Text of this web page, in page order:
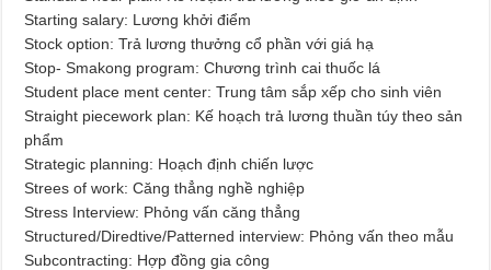
Starting salary: Lương khởi điểm
Stock option: Trả lương thưởng cổ phần với giá hạ
Stop- Smakong program: Chương trình cai thuốc lá
Student place ment center: Trung tâm sắp xếp cho sinh viên
Straight piecework plan: Kế hoạch trả lương thuần túy theo sản
phẩm
Strategic planning: Hoạch định chiến lược
Strees of work: Căng thẳng nghề nghiệp
Stress Interview: Phỏng vấn căng thẳng
Structured/Diredtive/Patterned interview: Phỏng vấn theo mẫu
Subcontracting: Hợp đồng gia công